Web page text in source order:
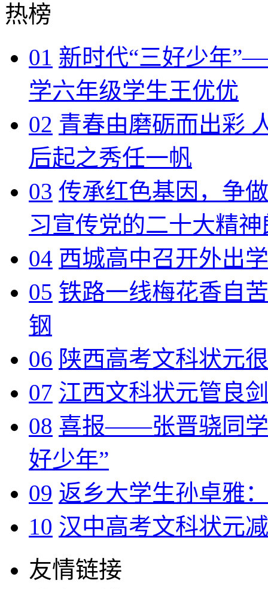
热榜
01 新时代“三好少年
学六年级学生王优优
02 青春由磨砺而出彩
后起之秀任一帆
03 传承红色基因，争
习宣传党的二十大精
04 西城高中召开外出
05 铁路一线梅花香自
钢
06 陕西高考文科状元
07 江西文科状元管良
08 喜报——张晋骁同学
好少年”
09 返乡大学生孙卓雅
10 汉中高考文科状元
友情链接